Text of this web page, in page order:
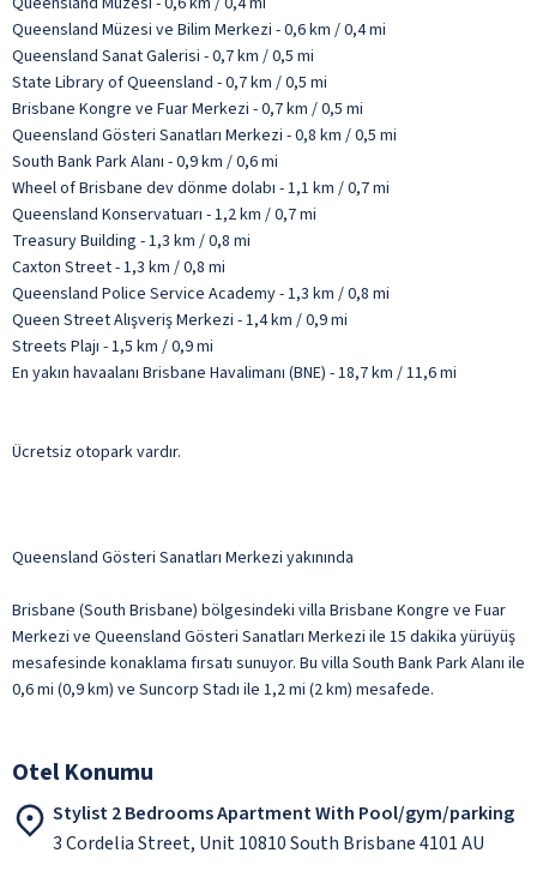
Queensland Müzesi ve Bilim Merkezi - 0,6 km / 0,4 mi
Queensland Sanat Galerisi - 0,7 km / 0,5 mi
State Library of Queensland - 0,7 km / 0,5 mi
Brisbane Kongre ve Fuar Merkezi - 0,7 km / 0,5 mi
Queensland Gösteri Sanatları Merkezi - 0,8 km / 0,5 mi
South Bank Park Alanı - 0,9 km / 0,6 mi
Wheel of Brisbane dev dönme dolabı - 1,1 km / 0,7 mi
Queensland Konservatuarı - 1,2 km / 0,7 mi
Treasury Building - 1,3 km / 0,8 mi
Caxton Street - 1,3 km / 0,8 mi
Queensland Police Service Academy - 1,3 km / 0,8 mi
Queen Street Alışveriş Merkezi - 1,4 km / 0,9 mi
Streets Plajı - 1,5 km / 0,9 mi
En yakın havaalanı Brisbane Havalimanı (BNE) - 18,7 km / 11,6 mi
Ücretsiz otopark vardır.
Queensland Gösteri Sanatları Merkezi yakınında
Brisbane (South Brisbane) bölgesindeki villa Brisbane Kongre ve Fuar
Merkezi ve Queensland Gösteri Sanatları Merkezi ile 15 dakika yürüyüş
mesafesinde konaklama fırsatı sunuyor. Bu villa South Bank Park Alanı ile
0,6 mi (0,9 km) ve Suncorp Stadı ile 1,2 mi (2 km) mesafede.
Otel Konumu
Stylist 2 Bedrooms Apartment With Pool/gym/parking
3 Cordelia Street, Unit 10810 South Brisbane 4101 AU